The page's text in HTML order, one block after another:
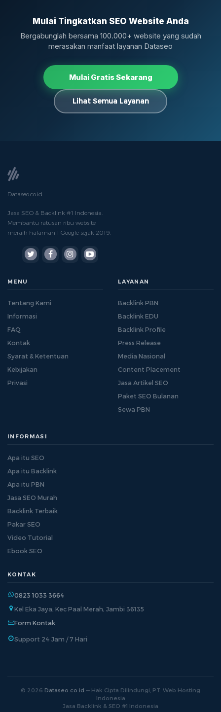
Mulai Tingkatkan SEO Website Anda
Bergabunglah bersama 100.000+ website yang sudah
merasakan manfaat layanan Dataseo
Mulai Gratis Sekarang
Lihat Semua Layanan
Dataseo.co.id
Jasa SEO & Backlink #1 Indonesia.
Membantu ratusan ribu website
meraih halaman 1 Google sejak 2019.
MENU
Tentang Kami
Informasi
FAQ
Kontak
Syarat & Ketentuan
Kebijakan
Privasi
LAYANAN
Backlink PBN
Backlink EDU
Backlink Profile
Press Release
Media Nasional
Content Placement
Jasa Artikel SEO
Paket SEO Bulanan
Sewa PBN
INFORMASI
Apa itu SEO
Apa itu Backlink
Apa itu PBN
Jasa SEO Murah
Backlink Terbaik
Pakar SEO
Video Tutorial
Ebook SEO
KONTAK
0823 1033 3664
Kel Eka Jaya, Kec Paal Merah, Jambi 36135
Form Kontak
Support 24 Jam / 7 Hari
© 2026 Dataseo.co.id — Hak Cipta Dilindungi, PT. Web Hosting
Indonesia
Jasa Backlink & SEO #1 Indonesia